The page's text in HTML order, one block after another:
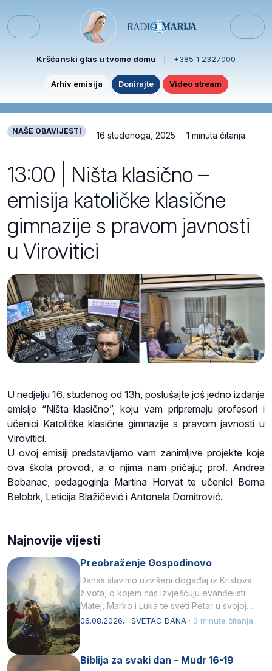
Menu
Kršćanski glas u tvome domu +385 1 2327000
Arhiv emisija Donirajte Video stream
NAŠE OBAVIJESTI 16 studenoga, 2025 1 minuta čitanja
13:00 | Ništa klasično –
emisija katoličke klasične
gimnazije s pravom javnosti
u Virovitici
U nedjelju 16. studenog od 13h, poslušajte još jedno izdanje
emisije “Ništa klasično”, koju vam pripremaju profesori i
učenici Katoličke klasične gimnazije s pravom javnosti u
Virovitici.
U ovoj emisiji predstavljamo vam zanimljive projekte koje
ova škola provodi, a o njima nam pričaju; prof. Andrea
Bobanac, pedagoginja Martina Horvat te učenici Borna
Belobrk, Leticija Blažičević i Antonela Domitrović.
Najnovije vijesti
Preobraženje Gospodinovo
Danas slavimo uzvišeni događaj iz Kristova
života, o kojem nas izvješćuju evanđelisti
Matej, Marko i Luka te sveti Petar u svojoj
drugoj…
06.08.2026. · SVETAC DANA · 3 minute čitanja
Biblija za svaki dan – Mudr 16-19